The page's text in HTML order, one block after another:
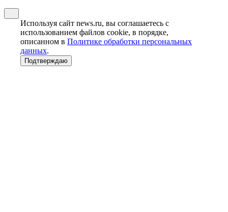
Используя сайт news.ru, вы соглашаетесь с
использованием файлов cookie, в порядке,
описанном в Политике обработки персональных
данных.
Подтверждаю